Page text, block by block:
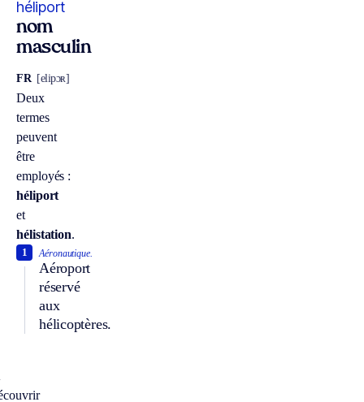
héliport
nom
masculin
FR [elipɔʀ]
Deux
termes
peuvent
être
employés :
héliport
et
hélistation.
Aéronautique.
Aéroport
réservé
aux
hélicoptères.
1